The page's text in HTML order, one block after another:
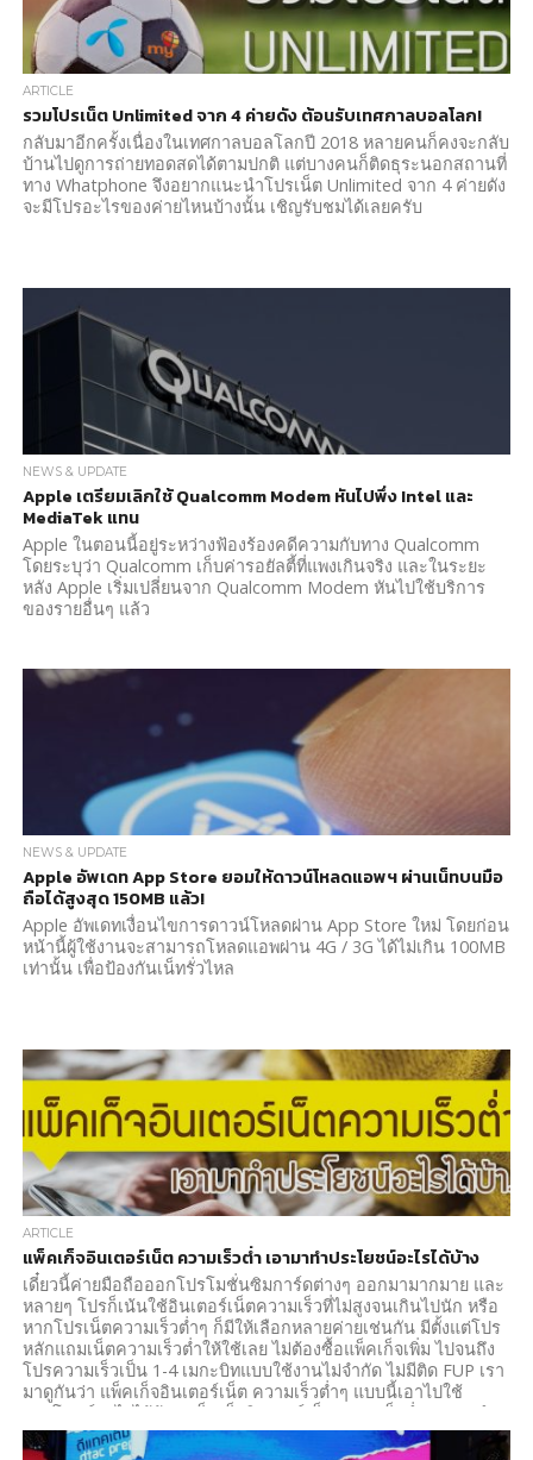
ARTICLE
รวมโปรเน็ต Unlimited จาก 4 ค่ายดัง ต้อนรับเทศกาลบอลโลก!
กลับมาอีกครั้งเนื่องในเทศกาลบอลโลกปี 2018 หลายคนก็คงจะกลับ
บ้านไปดูการถ่ายทอดสดได้ตามปกติ แต่บางคนก็ติดธุระนอกสถานที่
ทาง Whatphone จึงอยากแนะนำโปรเน็ต Unlimited จาก 4 ค่ายดัง
จะมีโปรอะไรของค่ายไหนบ้างนั้น เชิญรับชมได้เลยครับ
NEWS & UPDATE
Apple เตรียมเลิกใช้ Qualcomm Modem หันไปพึ่ง Intel และ
MediaTek แทน
Apple ในตอนนี้อยู่ระหว่างฟ้องร้องคดีความกับทาง Qualcomm
โดยระบุว่า Qualcomm เก็บค่ารอยัลตี้ที่แพงเกินจริง และในระยะ
หลัง Apple เริ่มเปลี่ยนจาก Qualcomm Modem หันไปใช้บริการ
ของรายอื่นๆ แล้ว
NEWS & UPDATE
Apple อัพเดท App Store ยอมให้ดาวน์โหลดแอพฯ ผ่านเน็ทบนมือ
ถือได้สูงสุด 150MB แล้ว!
Apple อัพเดทเงื่อนไขการดาวน์โหลดผ่าน App Store ใหม่ โดยก่อน
หน้านี้ผู้ใช้งานจะสามารถโหลดแอพผ่าน 4G / 3G ได้ไม่เกิน 100MB
เท่านั้น เพื่อป้องกันเน็ทรั่วไหล
ARTICLE
แพ็คเก็จอินเตอร์เน็ต ความเร็วต่ำ เอามาทำประโยชน์อะไรได้บ้าง
เดี๋ยวนี้ค่ายมือถือออกโปรโมชั่นซิมการ์ดต่างๆ ออกมามากมาย และ
หลายๆ โปรก็เน้นใช้อินเตอร์เน็ตความเร็วที่ไม่สูงจนเกินไปนัก หรือ
หากโปรเน็ตความเร็วต่ำๆ ก็มีให้เลือกหลายค่ายเช่นกัน มีตั้งแต่โปร
หลักแถมเน็ตความเร็วต่ำให้ใช้เลย ไม่ต้องซื้อแพ็คเก็จเพิ่ม ไปจนถึง
โปรความเร็วเป็น 1-4 เมกะบิทแบบใช้งานไม่จำกัด ไม่มีติด FUP เรา
มาดูกันว่า แพ็คเก็จอินเตอร์เน็ต ความเร็วต่ำๆ แบบนี้เอาไปใช้
ประโยชน์อะไรได้บ้าง แพ็คเก็จอินเตอร์เน็ต ความเร็วต่ำ เอามาทำ
ประโยชน์อะไรได้บ้าง 1. ใช้เป็นระบบนำทาง...